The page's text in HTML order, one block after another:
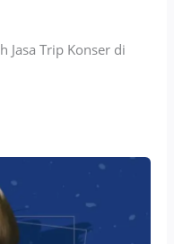
Jasa Trip Konser di